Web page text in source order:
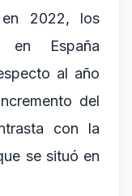
2022, los
España
al año
del
con la
se situó en